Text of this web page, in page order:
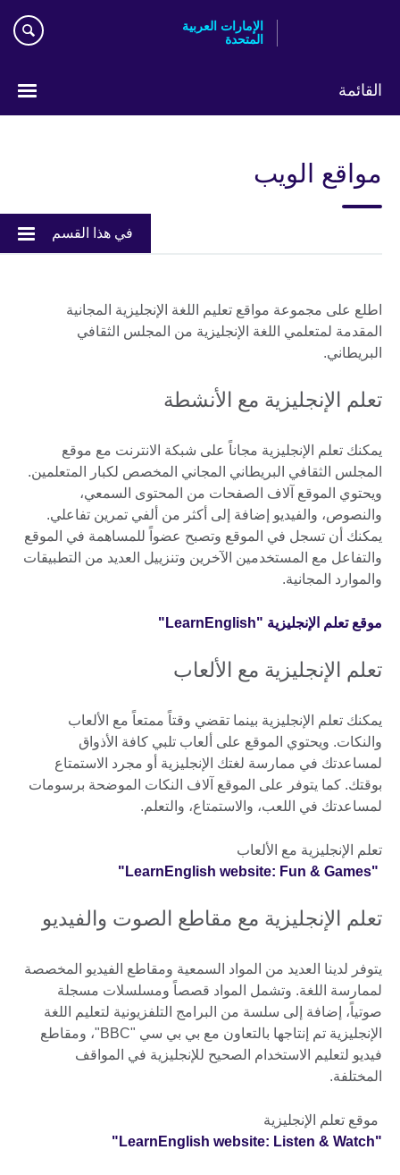
الإمارات العربية
المتحدة
القائمة
مواقع الويب
في هذا القسم
اطلع على مجموعة مواقع تعليم اللغة الإنجليزية المجانية
المقدمة لمتعلمي اللغة الإنجليزية من المجلس الثقافي
البريطاني.
تعلم الإنجليزية مع الأنشطة
يمكنك تعلم الإنجليزية مجاناً على شبكة الانترنت مع موقع
المجلس الثقافي البريطاني المجاني المخصص لكبار المتعلمين.
ويحتوي الموقع آلاف الصفحات من المحتوى السمعي،
والنصوص، والفيديو إضافة إلى أكثر من ألفي تمرين تفاعلي.
يمكنك أن تسجل في الموقع وتصبح عضواً للمساهمة في الموقع
والتفاعل مع المستخدمين الآخرين وتنزييل العديد من التطبيقات
والموارد المجانية.
موقع تعلم الإنجليزية "LearnEnglish"
تعلم الإنجليزية مع الألعاب
يمكنك تعلم الإنجليزية بينما تقضي وقتاً ممتعاً مع الألعاب
والنكات. ويحتوي الموقع على ألعاب تلبي كافة الأذواق
لمساعدتك في ممارسة لغتك الإنجليزية أو مجرد الاستمتاع
بوقتك. كما يتوفر على الموقع آلاف النكات الموضحة برسومات
لمساعدتك في اللعب، والاستمتاع، والتعلم.
تعلم الإنجليزية مع الألعاب
"LearnEnglish website: Fun & Games"
تعلم الإنجليزية مع مقاطع الصوت والفيديو
يتوفر لدينا العديد من المواد السمعية ومقاطع الفيديو المخصصة
لممارسة اللغة. وتشمل المواد قصصاً ومسلسلات مسجلة
صوتياً، إضافة إلى سلسة من البرامج التلفزيونية لتعليم اللغة
الإنجليزية تم إنتاجها بالتعاون مع بي بي سي "BBC"، ومقاطع
فيديو لتعليم الاستخدام الصحيح للإنجليزية في المواقف
المختلفة.
موقع تعلم الإنجليزية
"LearnEnglish website: Listen & Watch"